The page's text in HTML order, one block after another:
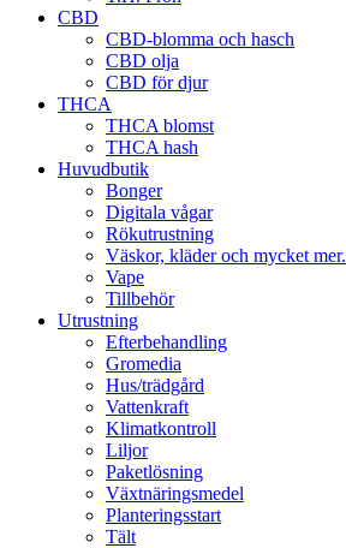
CBD
CBD-blomma och hasch
CBD olja
CBD för djur
THCA
THCA blomst
THCA hash
Huvudbutik
Bonger
Digitala vågar
Rökutrustning
Väskor, kläder och mycket mer.
Vape
Tillbehör
Utrustning
Efterbehandling
Gromedia
Hus/trädgård
Vattenkraft
Klimatkontroll
Liljor
Paketlösning
Växtnäringsmedel
Planteringsstart
Tält